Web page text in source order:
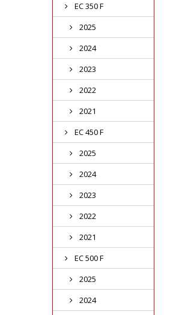
EC 350 F
2025
2024
2023
2022
2021
EC 450 F
2025
2024
2023
2022
2021
EC 500 F
2025
2024